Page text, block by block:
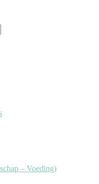
– Voeding)